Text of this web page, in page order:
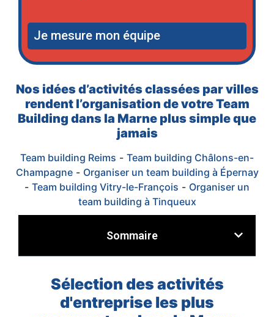
Je mesure mon équipe
Nos idées d’activités classées par villes
rendent l’organisation de votre Team
Building dans la Marne plus simple que
jamais
Team building Reims - Team building Châlons-en-
Champagne- Organiser un team building à Épernay
- Team building Vitry-le-François - Organiser un
team building à Tinqueux
Sommaire
Sélection des activités
d'entreprise les plus